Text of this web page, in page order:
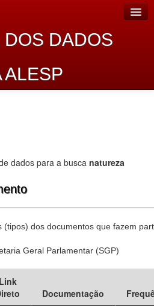
DOS DADOS
ALESP
dados para a busca natureza
(tipos) dos documentos que fazem
Geral Parlamentar (SGP)
Link
Documentação